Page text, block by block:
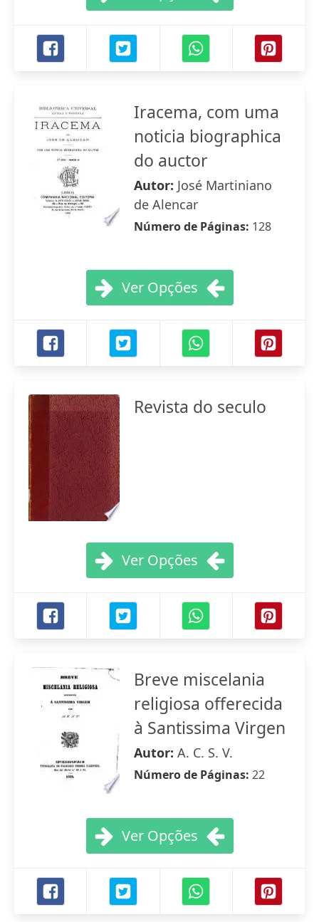
Iracema, com uma
noticia biographica
do auctor
Autor: José Martiniano
de Alencar
Número de Páginas: 128
Ver Opções
Revista do seculo
Ver Opções
Breve miscelania
religiosa offerecida
à Santissima Virgen
Autor: A. C. S. V.
Número de Páginas: 22
Ver Opções